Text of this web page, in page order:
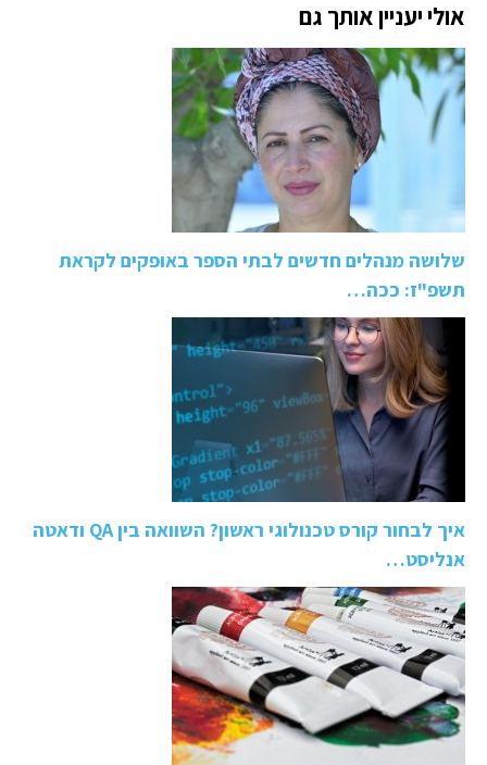
אולי יעניין אותך גם
שלושה מנהלים חדשים לבתי הספר באופקים לקראת
תשפ"ז: ככה…
איך לבחור קורס טכנולוגי ראשון? השוואה בין QA ודאטה
אנליסט…